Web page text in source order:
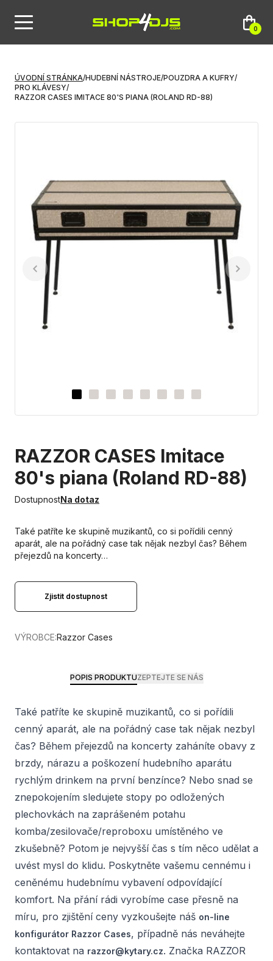
0
ÚVODNÍ STRÁNKA/HUDEBNÍ NÁSTROJE/POUZDRA A KUFRY/
PRO KLÁVESY/
RAZZOR CASES IMITACE 80'S PIANA (ROLAND RD-88)
RAZZOR CASES Imitace
80's piana (Roland RD-88)
DostupnostNa dotaz
Také patříte ke skupině muzikantů, co si pořídili cenný
aparát, ale na pořádný case tak nějak nezbyl čas? Během
přejezdů na koncerty…
Zjistit dostupnost
VÝROBCE:Razzor Cases
POPIS PRODUKTUZEPTEJTE SE NÁS
Také patříte ke skupině muzikantů, co si pořídili
cenný aparát, ale na pořádný case tak nějak nezbyl
čas? Během přejezdů na koncerty zaháníte obavy z
brzdy, nárazu a poškození hudebního aparátu
rychlým drinkem na první benzínce? Nebo snad se
znepokojením sledujete stopy po odložených
plechovkách na zaprášeném potahu
komba/zesilovače/reproboxu umístěného ve
zkušebně? Potom je nejvyšší čas s tím něco udělat a
uvést mysl do klidu. Poskytněte vašemu cennému i
ceněnému hudebnímu vybavení odpovídající
komfort. Na přání rádi vyrobíme case přesně na
míru, pro zjištění ceny vyzkoušejte náš on-line
konfigurátor Razzor Cases, případně nás neváhejte
kontaktovat na razzor@kytary.cz. Značka RAZZOR